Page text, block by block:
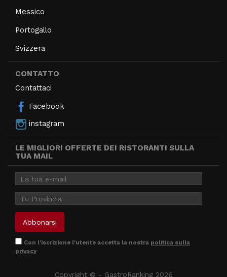
Messico
Portogallo
Svizzera
CONTATTO
Contattaci
Facebook
instagram
LE MIGLIORI OFFERTE DEI RISTORANTI SULLA
TUA MAIL
Con l'iscrizione l'utente accetta la nostra politica sulla
privacy
Copyright © - GastroRanking 2026